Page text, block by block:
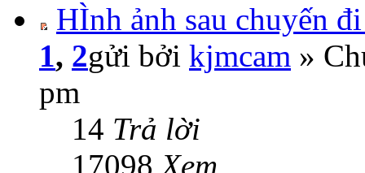
HÌnh ảnh sau chuyến
1, 2gửi bởi kjmcam »
pm
14 Trả lời
17098Xem